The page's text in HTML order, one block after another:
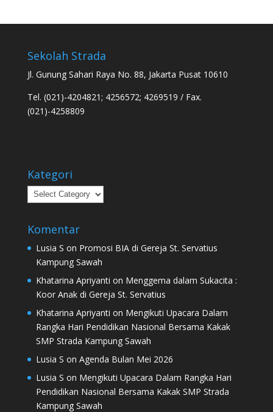
Sekolah Strada
Jl. Gunung Sahari Raya No. 88, Jakarta Pusat 10610
Tel. (021)-4204821; 4256572; 4269519 / Fax.
(021)-4258809
Kategori
Kategori
Komentar
Lusia S on Promosi BIA di Gereja St. Servatius
Kampung Sawah
Khatarina Apriyanti on Menggema dalam Sukacita :
Koor Anak di Gereja St. Servatius
Khatarina Apriyanti on Mengikuti Upacara Dalam
Rangka Hari Pendidikan Nasional Bersama Kakak
SMP Strada Kampung Sawah
Lusia S on Agenda Bulan Mei 2026
Lusia S on Mengikuti Upacara Dalam Rangka Hari
Pendidikan Nasional Bersama Kakak SMP Strada
Kampung Sawah